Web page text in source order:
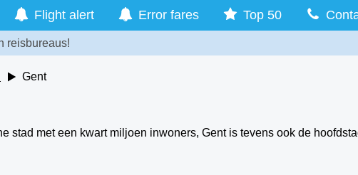
Flight alert Error fares Top 50
reisbureaus!
Gent
stad met een kwart miljoen inwoners, Gent is tevens ook de